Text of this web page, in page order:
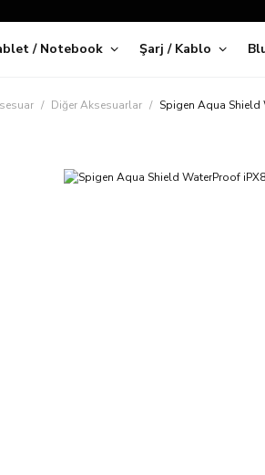
/ Notebook Şarj / Kablo
Diğer Aksesuarlar Spigen Aqua Shield